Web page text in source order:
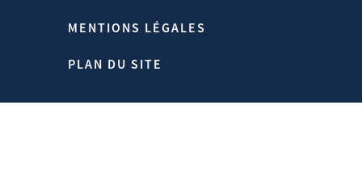
Source: Https://www.hubertvedrine.net
D’Eurasie Par Hélène Carrère
MENTIONS LÉGALES
PLAN DU SITE